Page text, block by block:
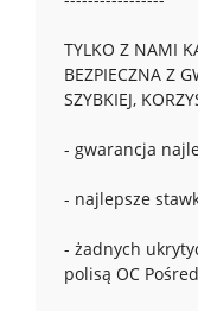
TYLKO Z NAMI
BEZPIECZNA Z
SZYBKIEJ,
- gwarancja
- najlepsze
- żadnych
polisą OC